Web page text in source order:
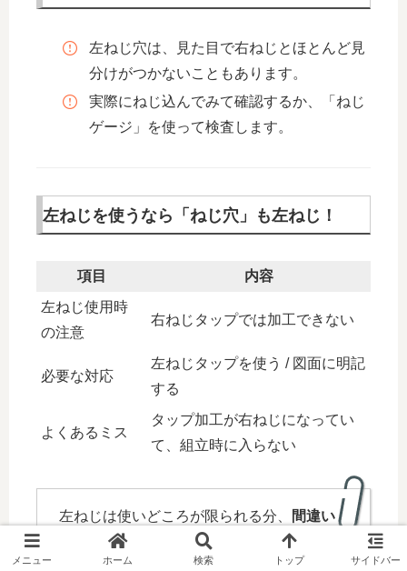
左ねじ穴は、見た目で右ねじとほとんど見
分けがつかないこともあります。
実際にねじ込んでみて確認するか、「ねじ
ゲージ」を使って検査します。
左ねじを使うなら「ねじ穴」も左ねじ！
項目
内容
左ねじ使用時
の注意
右ねじタップでは加工できない
必要な対応
左ねじタップを使う / 図面に明記
する
よくあるミス
タップ加工が右ねじになってい
て、組立時に入らない
左ねじは使いどころが限られる分、
間違い
が起きやすいポイントでもあります。
メニュー ホーム 検索 トップ サイドバー